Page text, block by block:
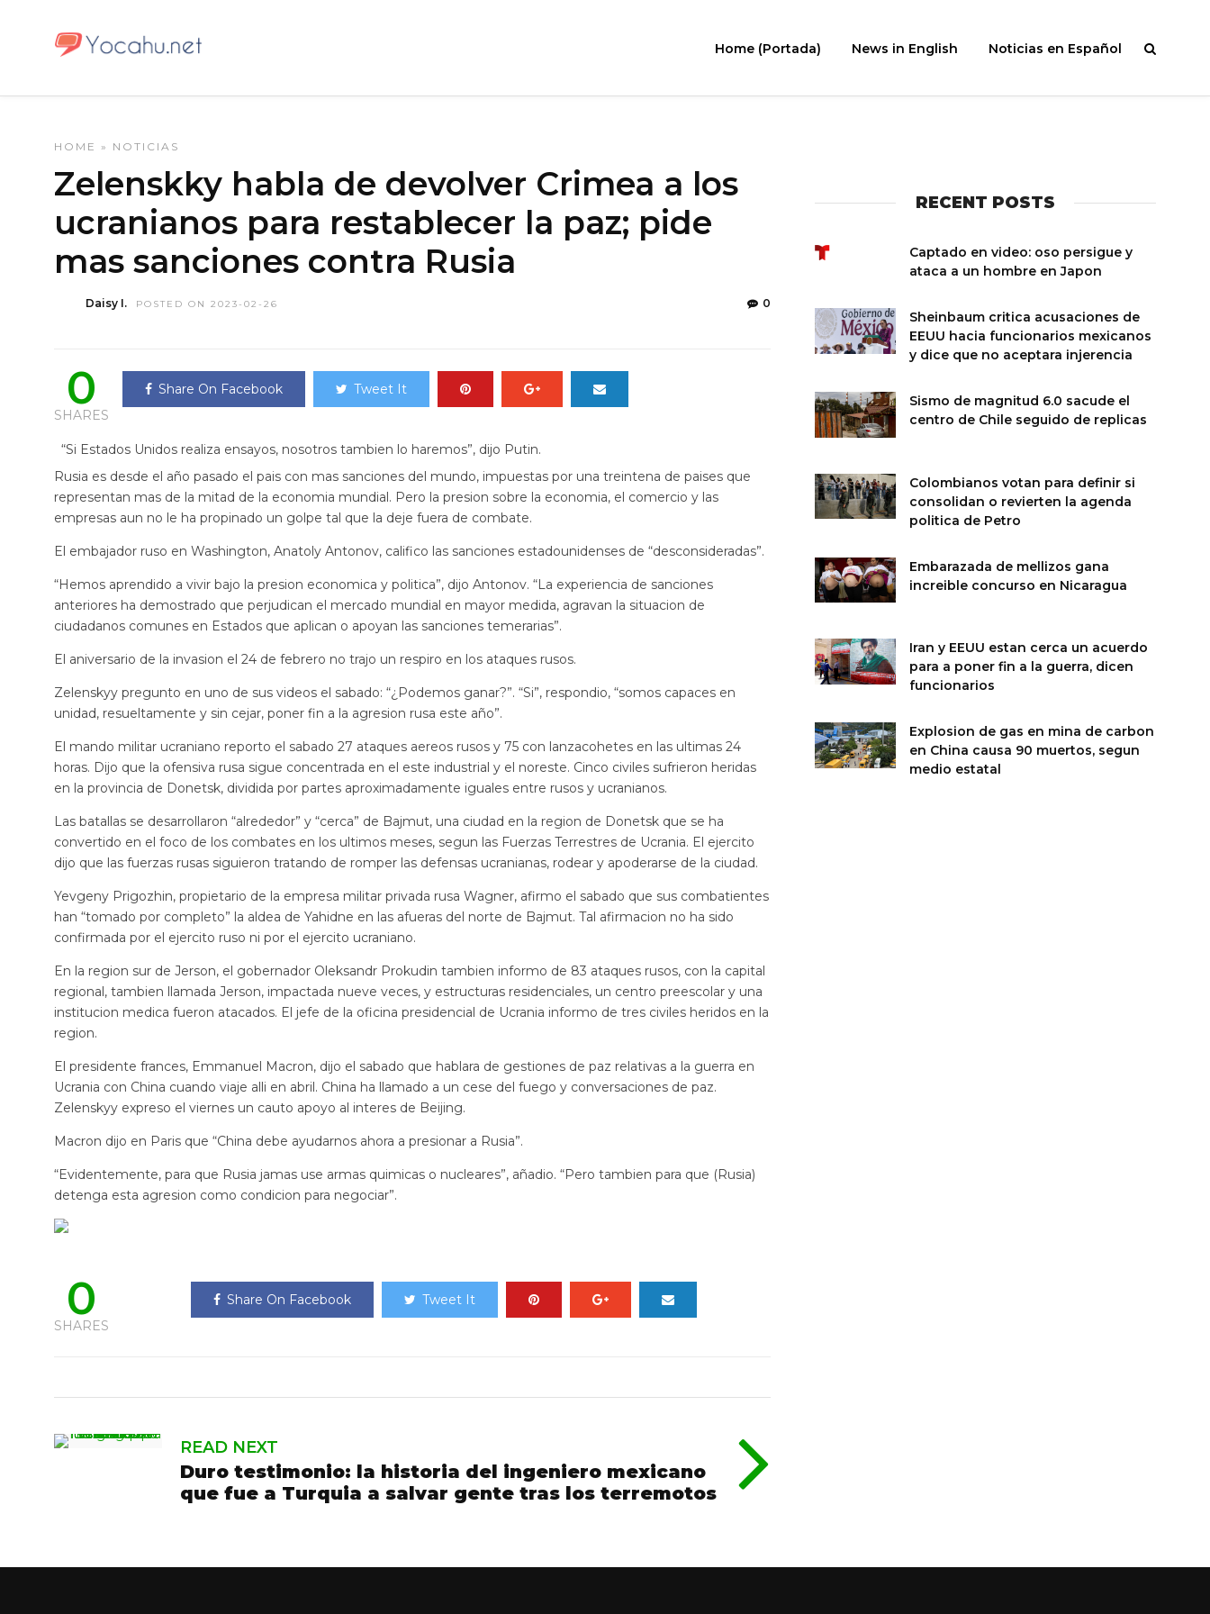
Home (Portada) News in English Noticias en Español
HOME » NOTICIAS
Zelenskky habla de devolver Crimea a los
ucranianos para restablecer la paz; pide
mas sanciones contra Rusia
Daisy I. POSTED ON 2023-02-26 0
0
SHARES
Share On Facebook Tweet It
“Si Estados Unidos realiza ensayos, nosotros tambien lo haremos”, dijo Putin.
Rusia es desde el año pasado el pais con mas sanciones del mundo, impuestas por una treintena de paises que
representan mas de la mitad de la economia mundial. Pero la presion sobre la economia, el comercio y las
empresas aun no le ha propinado un golpe tal que la deje fuera de combate.
El embajador ruso en Washington, Anatoly Antonov, califico las sanciones estadounidenses de “desconsideradas”.
“Hemos aprendido a vivir bajo la presion economica y politica”, dijo Antonov. “La experiencia de sanciones
anteriores ha demostrado que perjudican el mercado mundial en mayor medida, agravan la situacion de
ciudadanos comunes en Estados que aplican o apoyan las sanciones temerarias”.
El aniversario de la invasion el 24 de febrero no trajo un respiro en los ataques rusos.
Zelenskyy pregunto en uno de sus videos el sabado: “¿Podemos ganar?”. “Si”, respondio, “somos capaces en
unidad, resueltamente y sin cejar, poner fin a la agresion rusa este año”.
El mando militar ucraniano reporto el sabado 27 ataques aereos rusos y 75 con lanzacohetes en las ultimas 24
horas. Dijo que la ofensiva rusa sigue concentrada en el este industrial y el noreste. Cinco civiles sufrieron heridas
en la provincia de Donetsk, dividida por partes aproximadamente iguales entre rusos y ucranianos.
Las batallas se desarrollaron “alrededor” y “cerca” de Bajmut, una ciudad en la region de Donetsk que se ha
convertido en el foco de los combates en los ultimos meses, segun las Fuerzas Terrestres de Ucrania. El ejercito
dijo que las fuerzas rusas siguieron tratando de romper las defensas ucranianas, rodear y apoderarse de la ciudad.
Yevgeny Prigozhin, propietario de la empresa militar privada rusa Wagner, afirmo el sabado que sus combatientes
han “tomado por completo” la aldea de Yahidne en las afueras del norte de Bajmut. Tal afirmacion no ha sido
confirmada por el ejercito ruso ni por el ejercito ucraniano.
En la region sur de Jerson, el gobernador Oleksandr Prokudin tambien informo de 83 ataques rusos, con la capital
regional, tambien llamada Jerson, impactada nueve veces, y estructuras residenciales, un centro preescolar y una
institucion medica fueron atacados. El jefe de la oficina presidencial de Ucrania informo de tres civiles heridos en la
region.
El presidente frances, Emmanuel Macron, dijo el sabado que hablara de gestiones de paz relativas a la guerra en
Ucrania con China cuando viaje alli en abril. China ha llamado a un cese del fuego y conversaciones de paz.
Zelenskyy expreso el viernes un cauto apoyo al interes de Beijing.
Macron dijo en Paris que “China debe ayudarnos ahora a presionar a Rusia”.
“Evidentemente, para que Rusia jamas use armas quimicas o nucleares”, añadio. “Pero tambien para que (Rusia)
detenga esta agresion como condicion para negociar”.
0
SHARES
Share On Facebook Tweet It
READ NEXT
Duro testimonio: la historia del ingeniero mexicano
que fue a Turquia a salvar gente tras los terremotos
RECENT POSTS
Captado en video: oso persigue y
ataca a un hombre en Japon
Sheinbaum critica acusaciones de
EEUU hacia funcionarios mexicanos
y dice que no aceptara injerencia
Sismo de magnitud 6.0 sacude el
centro de Chile seguido de replicas
Colombianos votan para definir si
consolidan o revierten la agenda
politica de Petro
Embarazada de mellizos gana
increible concurso en Nicaragua
Iran y EEUU estan cerca un acuerdo
para a poner fin a la guerra, dicen
funcionarios
Explosion de gas en mina de carbon
en China causa 90 muertos, segun
medio estatal